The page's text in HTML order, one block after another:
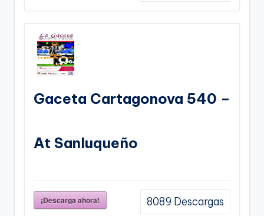
Gaceta Cartagonova 540 –
At Sanluqueño
¡Descarga ahora! 8089 Descargas